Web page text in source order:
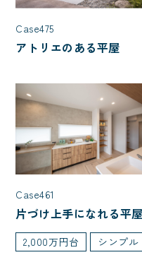
Case475
アトリエのある平屋
Case461
片づけ上手になれる平屋
2,000万円台 シンプル
家を建てた年齢
40代で建てた家
入居人数
5人以上
夫
3人家族(子ども1人)
4人家族(子ども2人)